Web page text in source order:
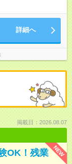
詳細へ
掲載日：2026.08.07
NEW
OK！残業